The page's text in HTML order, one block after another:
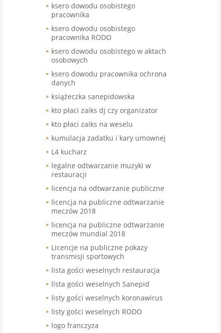
ksero dowodu osobistego
pracownika
ksero dowodu osobistego
pracownika RODO
ksero dowodu osobistego w aktach
osobowych
ksero dowodu pracownika ochrona
danych
książeczka sanepidowska
kto płaci zaiks dj czy organizator
kto płaci zaiks na weselu
kumulacja zadatku i kary umownej
L4 kucharz
legalne odtwarzanie muzyki w
restauracji
licencja na odtwarzanie publiczne
licencja na publiczne odtwarzanie
meczów 2018
licencja na publiczne odtwarzanie
meczów mundial 2018
Licencje na publiczne pokazy
transmisji sportowych
lista gości weselnych restauracja
lista gości weselnych Sanepid
listy gości weselnych koronawirus
listy gości weselnych RODO
logo franczyza